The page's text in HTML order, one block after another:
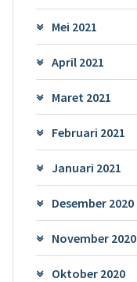
Mei 2021
April 2021
Maret 2021
Februari 2021
Januari 2021
Desember 2020
November 2020
Oktober 2020